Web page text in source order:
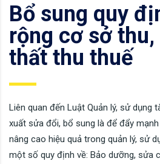
Bổ sung quy
rộng cơ sở thu,
thất thu thuế
Liên quan đến Luật Quản lý, sử dụng
xuất sửa đổi, bổ sung là để đẩy
nâng cao hiệu quả trong quản lý, sử
một số quy định về: Bảo dưỡng, sửa